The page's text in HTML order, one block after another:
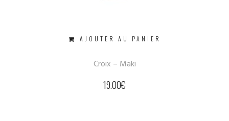
AJOUTER AU PANIER
Croix – Maki
19.00€